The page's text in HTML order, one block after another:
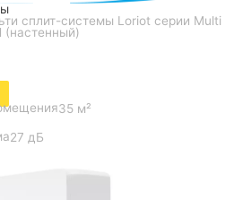
сплит-системы Loriot серии Multi
(настенный)
35 м²
27 дБ